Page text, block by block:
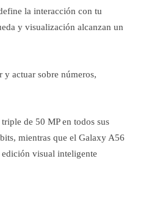
la interacción con tu
y visualización alcanzan un
actuar sobre números,
de 50 MP en todos sus
mientras que el Galaxy A56
edición visual inteligente